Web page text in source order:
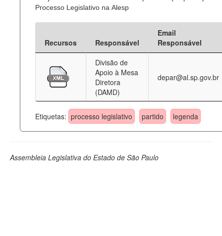
Processo Legislativo na Alesp
Recursos Responsável
Email
Responsável
Divisão de
Apoio à Mesa
Diretora
(DAMD)
depar@al.sp.gov.br
Etiquetas: processo legislativo partido legenda
Assembleia Legislativa do Estado de São Paulo